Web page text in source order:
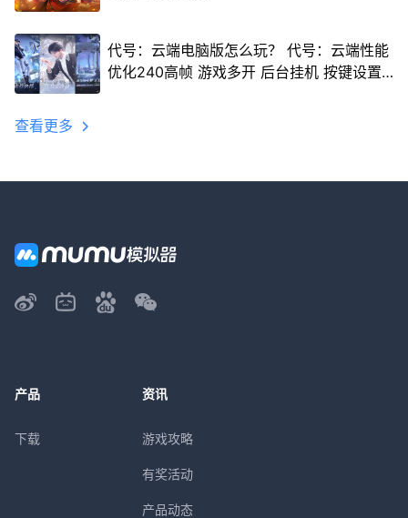
代号：云端电脑版怎么玩？ 代号：云端性能
优化240高帧 游戏多开 后台挂机 按键设置
查看更多
产品
下载
资讯
游戏攻略
有奖活动
产品动态